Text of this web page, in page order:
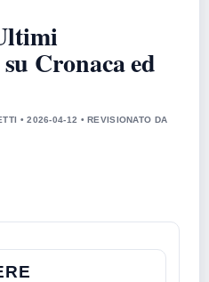
Cronaca ed
• 2026-04-12 • REVISIONATO DA